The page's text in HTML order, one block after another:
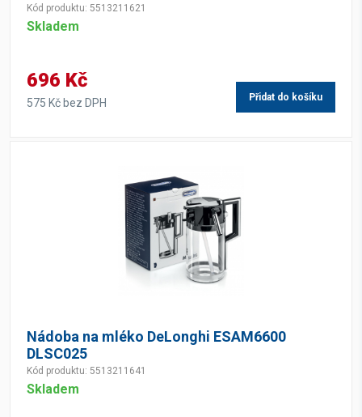
Kód produktu: 5513211621
Skladem
696 Kč
575 Kč bez DPH Přidat do košíku
Nádoba na mléko DeLonghi ESAM6600
DLSC025
Kód produktu: 5513211641
Skladem